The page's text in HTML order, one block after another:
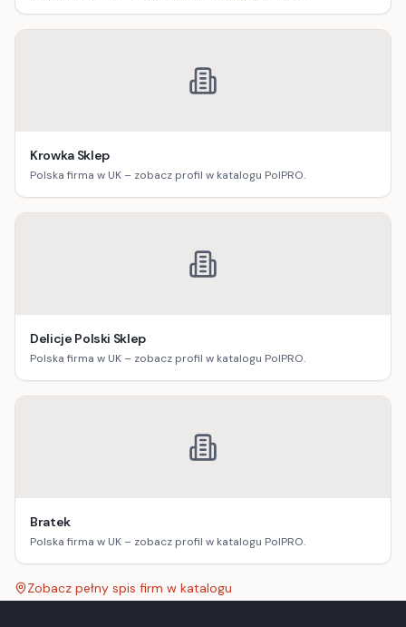
Krowka Sklep
Polska firma w UK – zobacz profil w katalogu PolPRO.
Delicje Polski Sklep
Polska firma w UK – zobacz profil w katalogu PolPRO.
Bratek
Polska firma w UK – zobacz profil w katalogu PolPRO.
Zobacz pełny spis firm w katalogu